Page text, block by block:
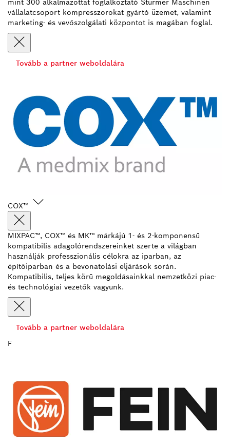
mint 300 alkalmazottat foglalkoztató Stürmer Maschinen
vállalatcsoport kompresszorokat gyártó üzemet, valamint
marketing- és vevőszolgálati központot is magában foglal.
Tovább a partner weboldalára
COX™
MIXPAC™, COX™ és MK™ márkájú 1- és 2-komponensű
kompatibilis adagolórendszereinket szerte a világban
használják professzionális célokra az iparban, az
építőiparban és a bevonatolási eljárások során.
Kompatibilis, teljes körű megoldásainkkal nemzetközi piac-
és technológiai vezetők vagyunk.
Tovább a partner weboldalára
F